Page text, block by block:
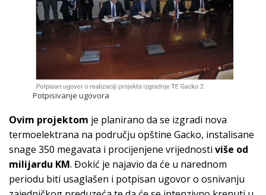
Potpisivanje ugovora
Ovim projektom je planirano da se izgradi nova
termoelektrana na području opštine Gacko, instalisane
snage 350 megavata i procijenjene vrijednosti više od
milijardu KM. Đokić je najavio da će u narednom
periodu biti usaglašen i potpisan ugovor o osnivanju